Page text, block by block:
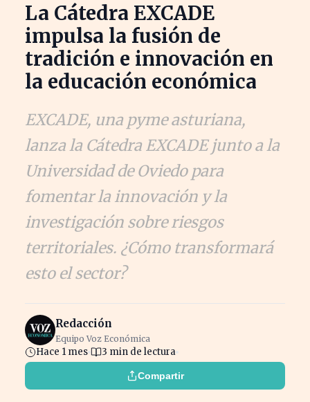
La Cátedra EXCADE
impulsa la fusión de
tradición e innovación en
la educación económica
EXCADE, una pyme asturiana,
lanza la Cátedra EXCADE junto a la
Universidad de Oviedo para
fomentar la innovación y la
investigación sobre riesgos
territoriales. ¿Cómo transformará
esto el sector?
Redacción
Equipo Voz Económica
Hace 1 mes 3 min de lectura
Compartir